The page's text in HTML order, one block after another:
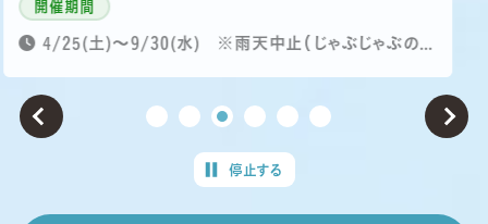
開催期間
2026.7/11(土)～8/30(日)土日祝開催※雨天決行
停止する